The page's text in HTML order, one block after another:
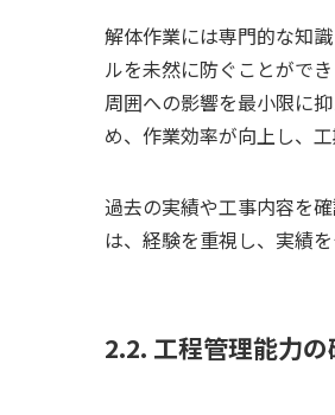
解体作業には専門的な知
ルを未然に防ぐことがで
周囲への影響を最小限に
め、作業効率が向上し、
過去の実績や工事内容を
は、経験を重視し、実績
2.2. 工程管理能力の